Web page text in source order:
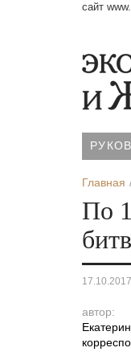
сайт
Главная
По
17.10.2017
автор: